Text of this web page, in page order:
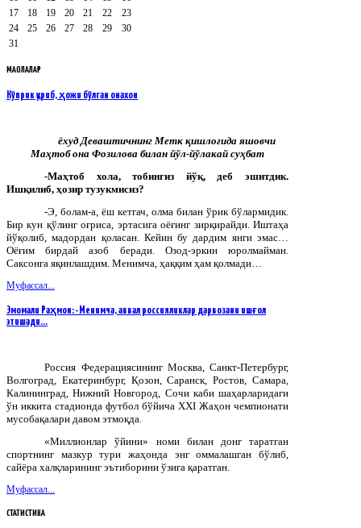
17
18 19 20 21 22
23
24
25 26 27 28 29
30
31
МАҚОЛАЛАР
Кўприк қуриб, ҳожи бўлган онахон
ёхуд Деваштичнинг Метк қишлоғида яшовчи
Маҳтоб она Фозилова билан йўл-йўлакай суҳбат
-Маҳтоб хола, тобингиз йўқ, деб эшитдик.
Ишқилиб, ҳозир тузукмисиз?
-Э, болам-а, ёш кетгач, олма билан ўрик бўлармидик.
Бир кун қўлинг оғриса, эртасига оёғинг зирқирайди. Иштаҳа
йўқолиб, мадордан қоласан. Кейин бу дардим янги эмас…
Оёғим бирдай азоб беради. Озод-эркин юролмайман.
Саксонга яқинлашдим. Менимча, ҳаққим ҳам қолмади…
Муфассал...
Эмомали Раҳмон: -Менимча, аввал россияликлар дарвозани ишғол
этишади…
Россия Федерациясининг Москва, Санкт-Петербург,
Волгоград, Екатеринбург, Қозон, Саранск, Ростов, Самара,
Калининград, Нижний Новгород, Сочи каби шаҳарларидаги
ўн иккита стадионда футбол бўйича XXI Жаҳон чемпионати
мусобақалари давом этмоқда.
«Миллионлар ўйини» номи билан донг таратган
спортнинг мазкур тури жаҳонда энг оммалашган бўлиб,
сайёра халқларининг эътиборини ўзига қаратган.
Муфассал...
СТАТИСТИКА